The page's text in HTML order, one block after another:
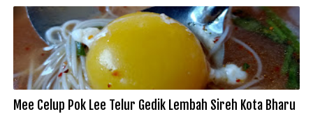
Mee Celup Pok Lee Telur Gedik Lembah Sireh Kota Bharu